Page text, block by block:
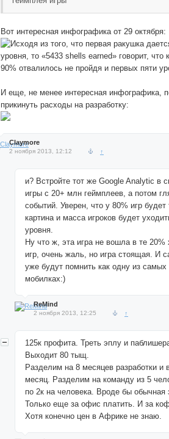
Вот интересная инфографика от 29 октября:
Исходя из того, что первая ракушка
уровня, то «5433 shells earned» говорит, что
90% отвалилось не пройдя и первых пяти
И еще, не менее интересная инфографика,
прикинуть расходы на разработку:
Claymore
2 ноября 2013, 12:12 ↑
и? Встройте тот же Google Analytic в
игры с 20+ млн геймплеев, а потом
событий. Уверен, что у 80% игр будет
картина и масса игроков будет
уровня.
Ну что ж, эта игра не вошла в те 20%
игр, очень жаль, но игра стоящая. И
уже будут помнить как одну из самых
мобилках:)
ReMind
2 ноября 2013, 12:25 ↑
125к профита. Треть эплу и
Выходит 80 тыщ.
Разделим на 8 месяцев разработки и
месяц. Разделим на команду из 5
по 2к на человека. Вроде бы обычная
Только еще за офис платить. И за
Хотя конечно цен в Африке не знаю.